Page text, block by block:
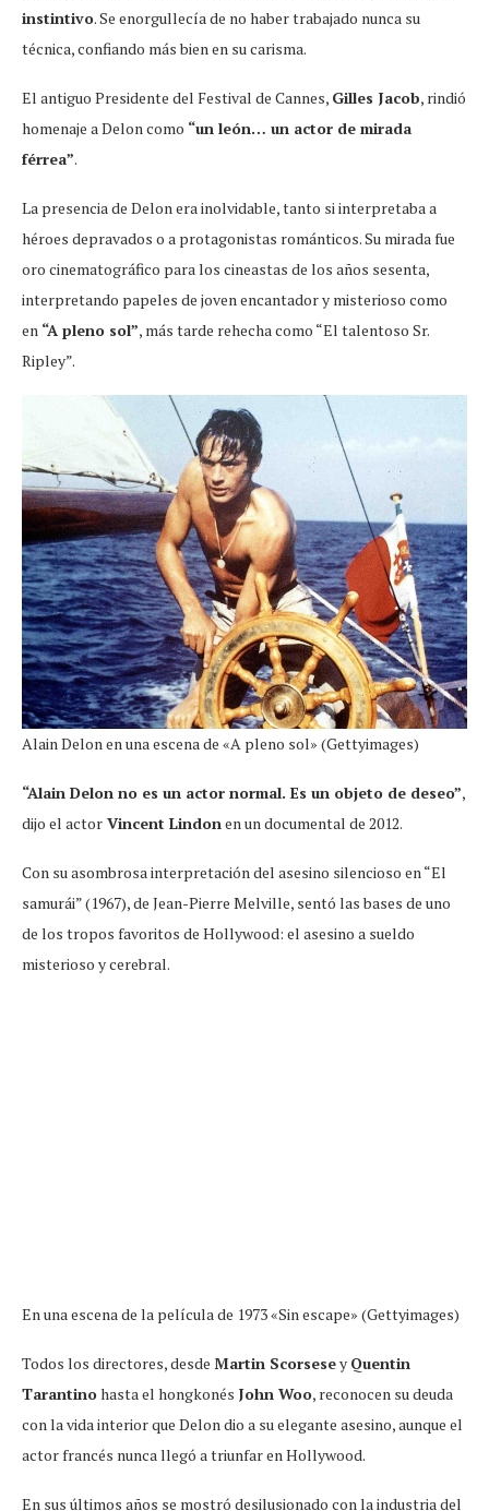
instintivo. Se enorgullecía de no haber trabajado nunca su
técnica, confiando más bien en su carisma.
El antiguo Presidente del Festival de Cannes, Gilles Jacob, rindió
homenaje a Delon como “un león… un actor de mirada
férrea”.
La presencia de Delon era inolvidable, tanto si interpretaba a
héroes depravados o a protagonistas románticos. Su mirada fue
oro cinematográfico para los cineastas de los años sesenta,
interpretando papeles de joven encantador y misterioso como
en “A pleno sol”, más tarde rehecha como “El talentoso Sr.
Ripley”.
Alain Delon en una escena de «A pleno sol» (Gettyimages)
“Alain Delon no es un actor normal. Es un objeto de deseo”,
dijo el actor Vincent Lindonen un documental de 2012.
Con su asombrosa interpretación del asesino silencioso en “El
samurái” (1967), de Jean-Pierre Melville, sentó las bases de uno
de los tropos favoritos de Hollywood: el asesino a sueldo
misterioso y cerebral.
En una escena de la película de 1973 «Sin escape» (Gettyimages)
Todos los directores, desde Martin Scorsesey Quentin
Tarantino hasta el hongkonés John Woo , reconocen su deuda
con la vida interior que Delon dio a su elegante asesino, aunque el
actor francés nunca llegó a triunfar en Hollywood.
En sus últimos años se mostró desilusionado con la industria del